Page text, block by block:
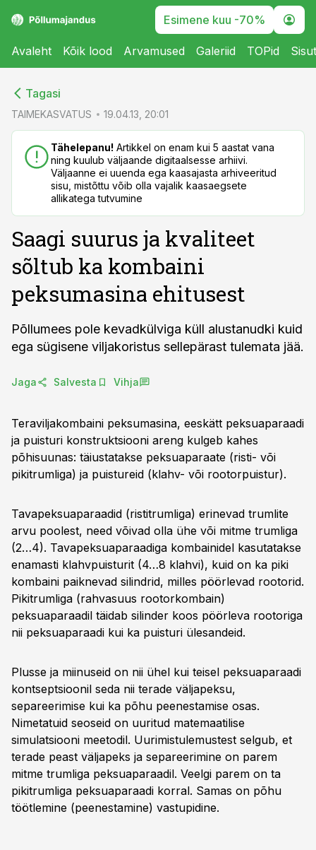
Esimene kuu -70%
Avaleht Kõik lood Arvamused Galeriid TOPid
Tagasi
TAIMEKASVATUS 19.04.13, 20:01
Tähelepanu! Artikkel on enam kui 5 aastat vana
ning kuulub väljaande digitaalsesse arhiivi.
Väljaanne ei uuenda ega kaasajasta arhiveeritud
sisu, mistõttu võib olla vajalik kaasaegsete
allikatega tutvumine
Saagi suurus ja kvaliteet
sõltub ka kombaini
peksumasina ehitusest
Põllumees pole kevadkülviga küll alustanudki kuid
ega sügisene viljakoristus sellepärast tulemata jää.
Jaga Salvesta Vihja
Teraviljakombaini peksumasina, eeskätt peksuaparaadi
ja puisturi konstruktsiooni areng kulgeb kahes
põhisuunas: täiustatakse peksuaparaate (risti- või
pikitrumliga) ja puistureid (klahv- või rootorpuistur).
Tavapeksuaparaadid (ristitrumliga) erinevad trumlite
arvu poolest, need võivad olla ühe või mitme trumliga
(2…4). Tavapeksuaparaadiga kombainidel kasutatakse
enamasti klahvpuisturit (4…8 klahvi), kuid on ka piki
kombaini paiknevad silindrid, milles pöörlevad rootorid.
Pikitrumliga (rahvasuus rootorkombain)
peksuaparaadil täidab silinder koos pöörleva rootoriga
nii peksuaparaadi kui ka puisturi ülesandeid.
Plusse ja miinuseid on nii ühel kui teisel peksuaparaadi
kontseptsioonil seda nii terade väljapeksu,
separeerimise kui ka põhu peenestamise osas.
Nimetatuid seoseid on uuritud matemaatilise
simulatsiooni meetodil. Uurimistulemustest selgub, et
terade peast väljapeks ja separeerimine on parem
mitme trumliga peksuaparaadil. Veelgi parem on ta
pikitrumliga peksuaparaadi korral. Samas on põhu
töötlemine (peenestamine) vastupidine.